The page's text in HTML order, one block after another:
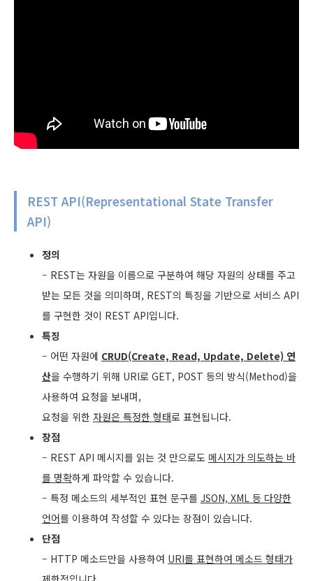
REST API(Representational State Transfer
API)
정의
– REST는 자원을 이름으로 구분하여 해당 자원의 상태를 주고
받는 모든 것을 의미하며, REST의 특징을 기반으로 서비스 API
를 구현한 것이 REST API입니다.
특징
– 어떤 자원에 CRUD(Create, Read, Update, Delete) 연
산을 수행하기 위해 URI로 GET, POST 등의 방식(Method)을
사용하여 요청을 보내며,
요청을 위한 자원은 특정한 형태로 표현됩니다.
장점
– REST API 메시지를 읽는 것 만으로도 메시지가 의도하는 바
를 명확하게 파악할 수 있습니다.
– 특정 메소드의 세부적인 표현 문구를 JSON, XML 등 다양한
언어를 이용하여 작성할 수 있다는 장점이 있습니다.
단점
– HTTP 메소드만을 사용하여 URI를 표현하여 메소드 형태가